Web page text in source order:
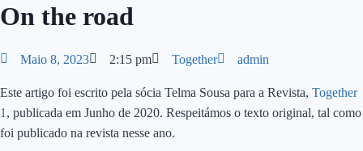
On the road
Maio 8, 2023 2:15 pm Together admin
Este artigo foi escrito pela sócia Telma Sousa para a Revista, Together
1 , publicada em Junho de 2020. Respeitámos o texto original, tal como
foi publicado na revista nesse ano.